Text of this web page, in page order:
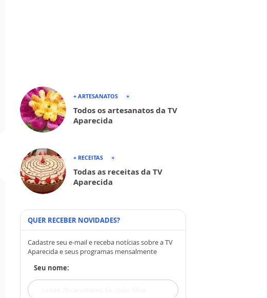
+ ARTESANATOS
Todos os artesanatos da TV
Aparecida
+ RECEITAS
Todas as receitas da TV
Aparecida
QUER RECEBER NOVIDADES?
Cadastre seu e-mail e receba notícias sobre a TV
Aparecida e seus programas mensalmente
Seu nome: